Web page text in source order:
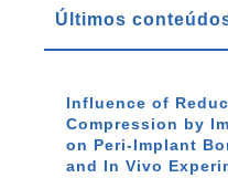
Últimos
Influence of
Compression by
on Peri-Implant
and In Vivo